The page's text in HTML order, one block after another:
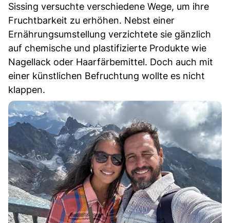
Sissing versuchte verschiedene Wege, um ihre
Fruchtbarkeit zu erhöhen. Nebst einer
Ernährungsumstellung verzichtete sie gänzlich
auf chemische und plastifizierte Produkte wie
Nagellack oder Haarfärbemittel. Doch auch mit
einer künstlichen Befruchtung wollte es nicht
klappen.